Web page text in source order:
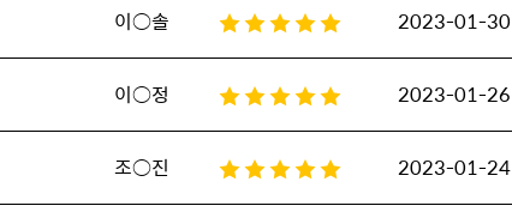
이○솔 2023-01-30
이○정 2023-01-26
조○진 2023-01-24